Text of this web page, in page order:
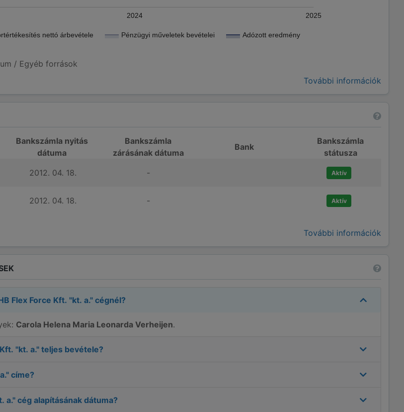
nettó árbevétele Pénzügyi műveletek bevételei Adózott eredmény
2024 2025
/ Egyéb források
További információk
Bankszámla nyitás
dátuma
Bankszámla
zárásának dátuma
Bank
Bankszámla
státusza
2012. 04. 18. - Aktív
2012. 04. 18. - Aktív
További információk
Flex Force Kft. "kt. a."cégnél?
Carola Helena Maria Leonarda Verheijen.
"kt. a."teljes bevétele?
címe?
a."cég alapításának dátuma?